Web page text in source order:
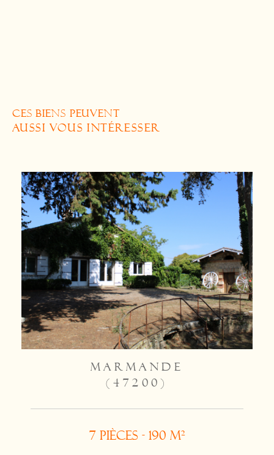
CES BIENS PEUVENT
AUSSI VOUS INTÉRESSER
MARMANDE
(47200)
7 pièces - 190 m²